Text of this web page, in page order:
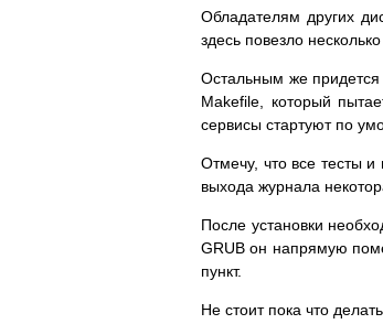
Обладателям других
здесь повезло
Остальным же придется
Makefile, который
сервисы стартуют по
Отмечу, что все тесты
выхода журнала
После установки
GRUB он напрямую
пункт.
Не стоит пока что